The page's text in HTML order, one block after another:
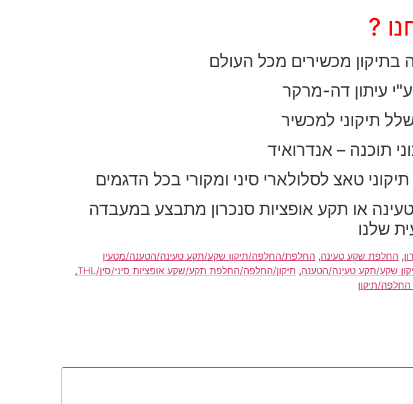
?
מכשירים מכל העולם
עיתון דה-מרקר
תיקוני למכשיר
תוכנה – אנדרואיד
טאצ לסלולארי סיני ומקורי בכל הדגמים
טעינה או תקע אופציות סנכרון מתבצע במעבדה
שלנו
, החלפת שקע טעינה, החלפת/החלפה/תיקון שקע/תקע טעינה/הטענה/מטעין
שקע/תקע טעינה/הטענה, תיקון/החלפה/החלפת תקע/שקע אופציות סיני/סין/THL
,
תיקון